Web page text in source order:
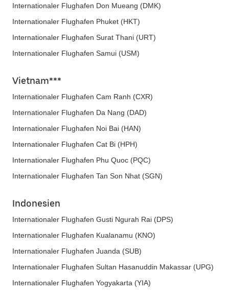
Internationaler Flughafen Don Mueang (DMK)
Internationaler Flughafen Phuket (HKT)
Internationaler Flughafen Surat Thani (URT)
Internationaler Flughafen Samui (USM)
Vietnam***
Internationaler Flughafen Cam Ranh (CXR)
Internationaler Flughafen Da Nang (DAD)
Internationaler Flughafen Noi Bai (HAN)
Internationaler Flughafen Cat Bi (HPH)
Internationaler Flughafen Phu Quoc (PQC)
Internationaler Flughafen Tan Son Nhat (SGN)
Indonesien
Internationaler Flughafen Gusti Ngurah Rai (DPS)
Internationaler Flughafen Kualanamu (KNO)
Internationaler Flughafen Juanda (SUB)
Internationaler Flughafen Sultan Hasanuddin Makassar (UPG)
Internationaler Flughafen Yogyakarta (YIA)